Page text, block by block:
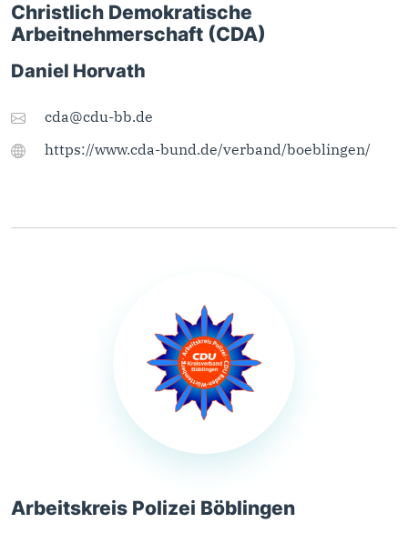
Christlich Demokratische
Arbeitnehmerschaft (CDA)
Daniel Horvath
cda@cdu-bb.de
https://www.cda-bund.de/verband/boeblingen/
Arbeitskreis Polizei Böblingen